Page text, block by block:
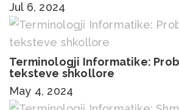
Jul 6, 2024
Terminologji Informatike:
teksteve shkollore
May 4, 2024